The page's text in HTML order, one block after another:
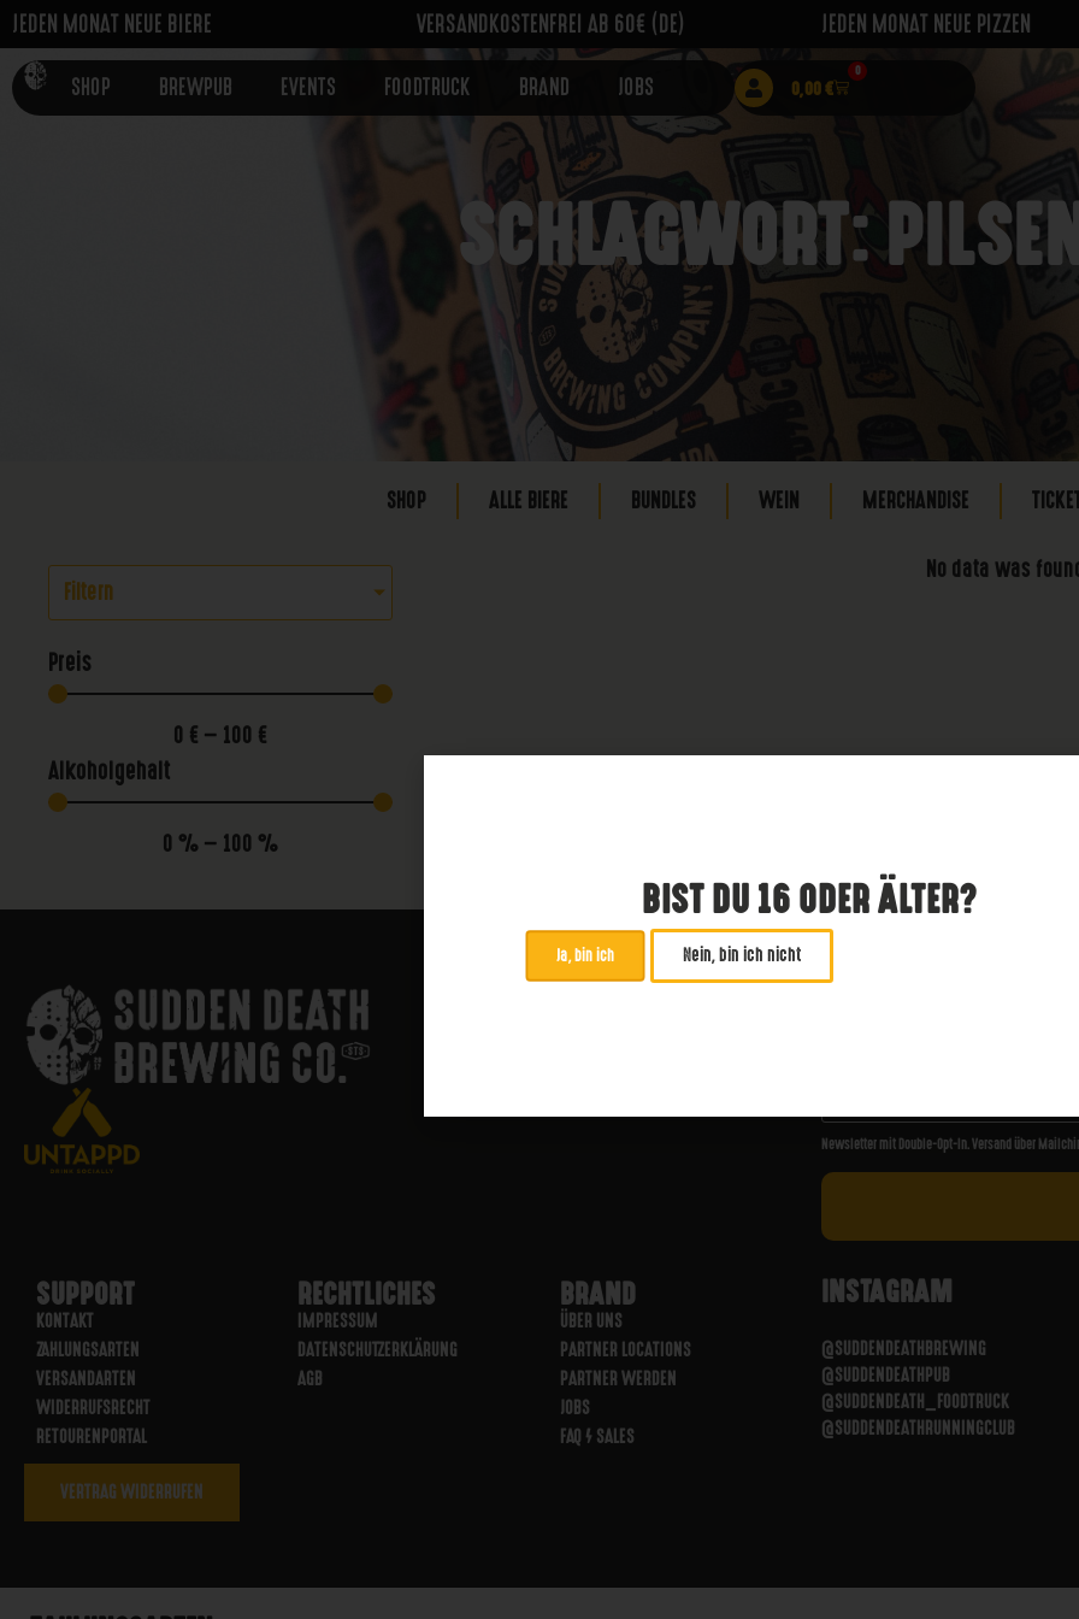
JEDEN MONAT NEUE BIERE VERSANDKOSTENFREI AB 60€ (DE) JEDEN MONAT NEUE PIZZEN
SHOP BREWPUB EVENTS FOODTRUCK BRAND JOBS 0,00€
0
SCHLAGWORT:
SHOP ALLE BIERE BUNDLES WEIN MERCHANDISE
Filtern
Preis
0 € — 100 €
Alkoholgehalt
0 % — 100 %
No data was found
ABONNIERE UNSEREN
Newsletter mit Double-Opt-In. Versand über
SUPPORT
KONTAKT
ZAHLUNGSARTEN
VERSANDARTEN
WIDERRUFSRECHT
RETOURENPORTAL
RECHTLICHES
IMPRESSUM
DATENSCHUTZERKLÄRUNG
AGB
BRAND
ÜBER UNS
PARTNER LOCATIONS
PARTNER WERDEN
JOBS
FAQ / SALES
INSTAGRAM
@SUDDENDEATHBREWING
@SUDDENDEATHPUB
@SUDDENDEATH_FOODTRUCK
@SUDDENDEATHRUNNINGCLUB
VERTRAG WIDERRUFEN
BIST DU 16 ODER ÄLTER?
Ja, bin ich Nein, bin ich nicht